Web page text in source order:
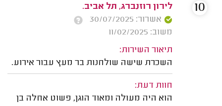
לירון רוזנברג, תל אביב.
אשרור: 30/07/2025
משוב: 11/02/2025
תיאור השירות:
השכרת שישה שולחנות בר מעץ עבור אירוע.
חוות דעת:
הוא היה מעולה ומאוד הוגן, פשוט אחלה בן
10